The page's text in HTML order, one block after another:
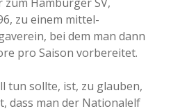
zu einem mittel-
bei dem man dann
pro Saison vorbereitet.
tun sollte, ist, zu glauben,
dass man der Nationalelf